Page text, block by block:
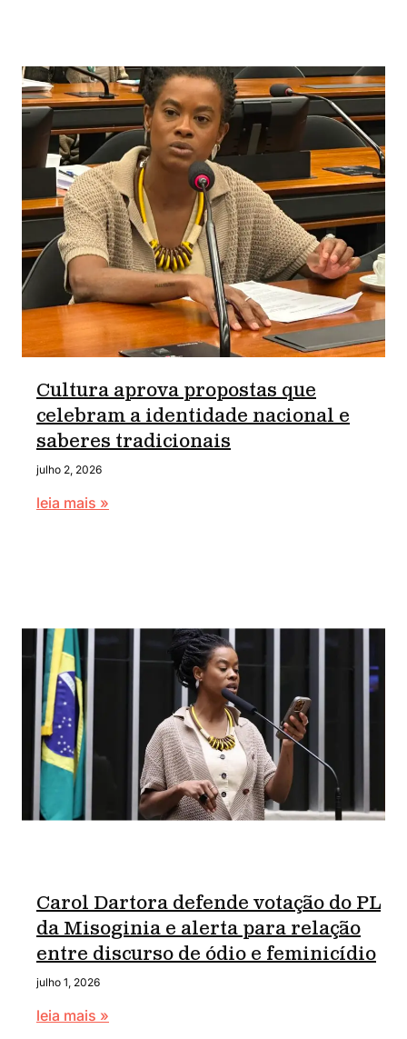
Cultura aprova propostas que
celebram a identidade nacional e
saberes tradicionais
julho 2, 2026
leia mais »
Carol Dartora defende votação do PL
da Misoginia e alerta para relação
entre discurso de ódio e feminicídio
julho 1, 2026
leia mais »